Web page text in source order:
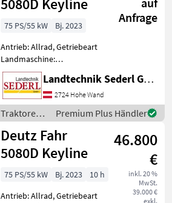
5080D Keyline
Anfrage
75 PS/55 kW
Bj. 2023
Antrieb: Allrad, Getriebeart
Landmaschine:
Lastschaltgetriebe,
Plattform: Kabine,
Zapfwellendrehzahl:
540/540E,
Höchstgeschwindigkeit in
km/h: 40 km/h, Aufladung:
Turbola
Landtechnik Sederl GmbH
2724 Hohe Wand
Traktoren /
Deutz Fahr
Premium Plus Händler
Deutz Fahr
5080D Keyline
46.800
€
inkl. 20 %
MwSt.
39.000 €
exkl.
75 PS/55 kW Bj. 2023
10 h
Antrieb: Allrad, Getriebeart